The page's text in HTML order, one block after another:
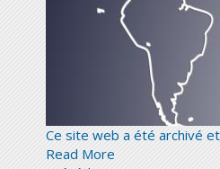
Ce site web a été archivé
Read More